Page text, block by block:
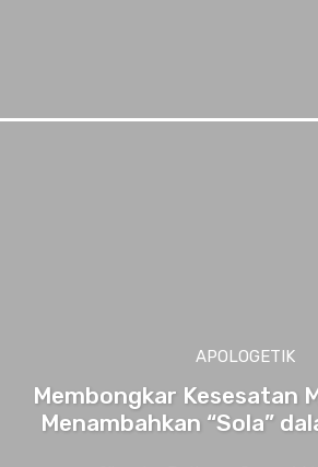
APOLOGETIK
Membongkar Kesesatan
Menambahkan “Sola”